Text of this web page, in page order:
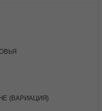
(ВАРИАЦИЯ)
НИКА ВУЙЧИЧА,
ЖАЖДОЙ ЖИЗНИ